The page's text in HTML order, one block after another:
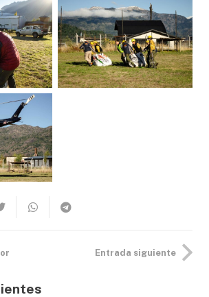
Entrada siguiente